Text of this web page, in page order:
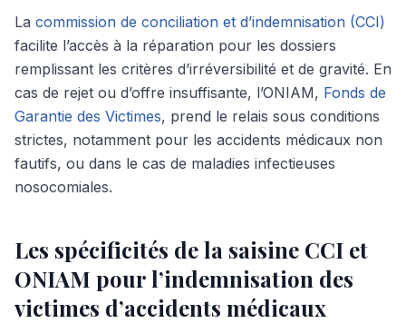
La commission de conciliation et d’indemnisation (CCI)
facilite l’accès à la réparation pour les dossiers
remplissant les critères d’irréversibilité et de gravité. En
cas de rejet ou d’offre insuffisante, l’ONIAM, Fonds de
Garantie des Victimes, prend le relais sous conditions
strictes, notamment pour les accidents médicaux non
fautifs, ou dans le cas de maladies infectieuses
nosocomiales.
Les spécificités de la saisine CCI et
ONIAM pour l’indemnisation des
victimes d’accidents médicaux